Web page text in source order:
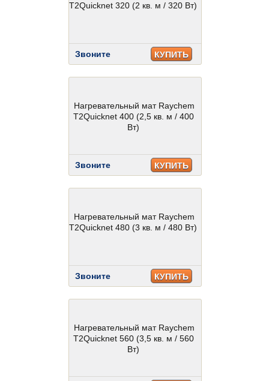
T2Quicknet 320 (2 кв. м / 320 Вт)
Звоните КУПИТЬ
Нагревательный мат Raychem
T2Quicknet 400 (2,5 кв. м / 400
Вт)
Звоните КУПИТЬ
Нагревательный мат Raychem
T2Quicknet 480 (3 кв. м / 480 Вт)
Звоните КУПИТЬ
Нагревательный мат Raychem
T2Quicknet 560 (3,5 кв. м / 560
Вт)